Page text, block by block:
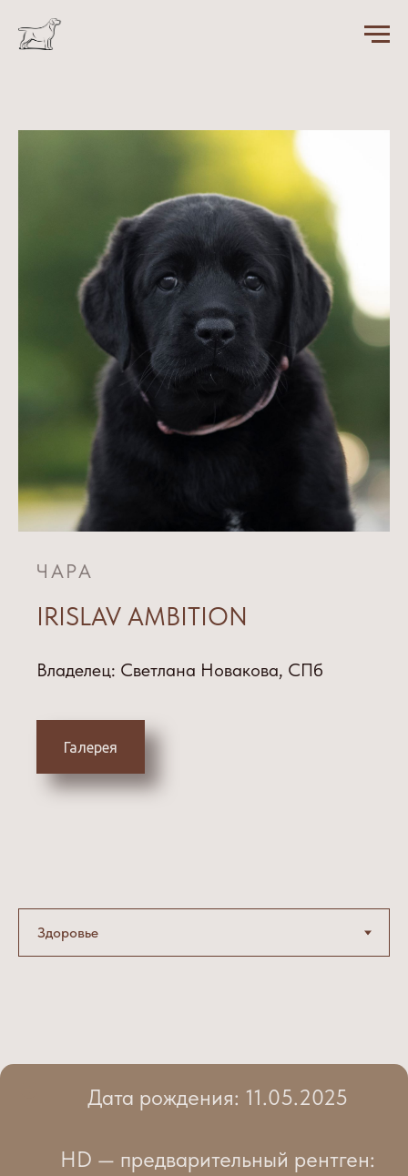
ЧАРА
IRISLAV AMBITION
Владелец: Светлана Новакова, СПб
Галерея
Дата рождения: 11.05.2025
HD — предварительный рентген: